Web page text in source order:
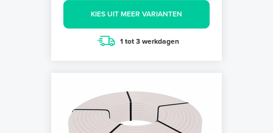
KIES UIT MEER VARIANTEN
1 tot 3 werkdagen